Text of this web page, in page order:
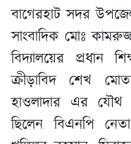
বাগেরহাট সদর
সাংবাদিক মোঃ
বিদ্যালয়ের প্রধান
ক্রীড়াবিদ শেখ
হাওলাদার এর
ছিলেন বিএনপি